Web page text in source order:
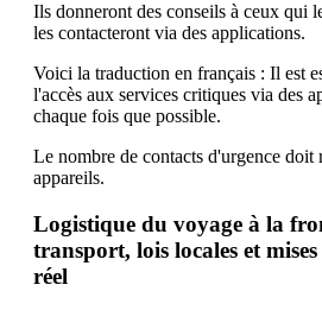
Ils donneront des conseils à ceux qui
les contacteront via des applications.
Voici la traduction en français : Il est
l'accès aux services critiques via des
chaque fois que possible.
Le nombre de contacts d'urgence doit
appareils.
Logistique du voyage à la
transport, lois locales et
réel